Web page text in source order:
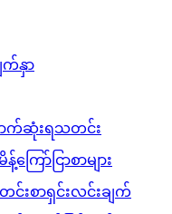
က်နှာ
ာက်ဆုံးရသတင်း
ကြော်ငြာစာများ
င်းစာရှင်းလင်းချက်